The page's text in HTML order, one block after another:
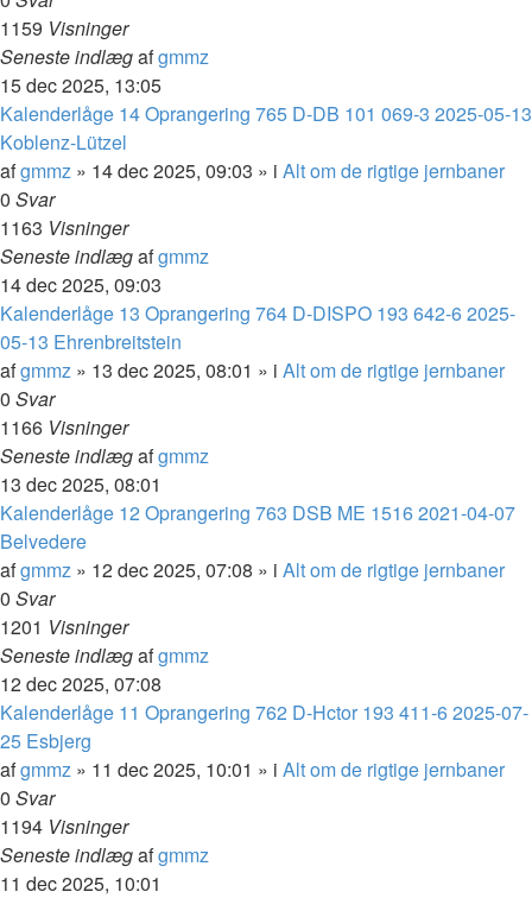
1159 Visninger
Seneste indlægafgmmz
15 dec 2025, 13:05
Kalenderlåge 14 Oprangering 765 D-DB 101 069-3 2025-05-13
Koblenz-Lützel
afgmmz » 14 dec 2025, 09:03 » i Alt om de rigtige jernbaner
0 Svar
1163 Visninger
Seneste indlægafgmmz
14 dec 2025, 09:03
Kalenderlåge 13 Oprangering 764 D-DISPO 193 642-6 2025-
05-13 Ehrenbreitstein
afgmmz » 13 dec 2025, 08:01 » i Alt om de rigtige jernbaner
0 Svar
1166 Visninger
Seneste indlægafgmmz
13 dec 2025, 08:01
Kalenderlåge 12 Oprangering 763 DSB ME 1516 2021-04-07
Belvedere
afgmmz » 12 dec 2025, 07:08 » i Alt om de rigtige jernbaner
0 Svar
1201 Visninger
Seneste indlægafgmmz
12 dec 2025, 07:08
Kalenderlåge 11 Oprangering 762 D-Hctor 193 411-6 2025-07-
25 Esbjerg
afgmmz » 11 dec 2025, 10:01 » i Alt om de rigtige jernbaner
0 Svar
1194 Visninger
Seneste indlægafgmmz
11 dec 2025, 10:01